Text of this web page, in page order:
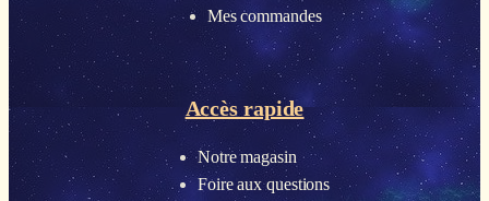
Mes commandes
Accès rapide
Notre magasin
Foire aux questions